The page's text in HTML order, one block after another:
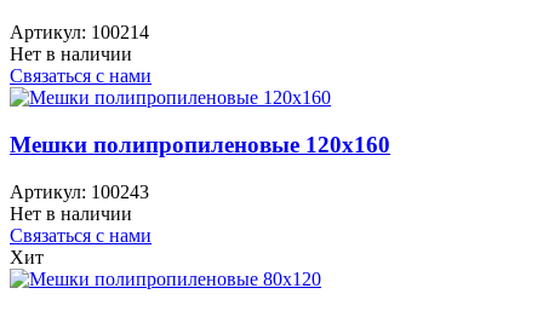
Артикул: 100214
Нет в наличии
Связаться с нами
Мешки полипропиленовые 120x160
Артикул: 100243
Нет в наличии
Связаться с нами
Хит